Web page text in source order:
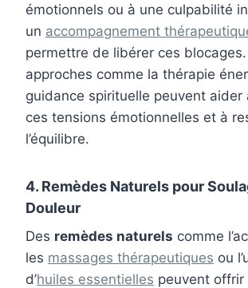
émotionnels ou à une culpabilité
un accompagnement
permettre de libérer ces
approches comme la thérapie
guidance spirituelle peuvent aider
ces tensions émotionnelles et à
l’équilibre.
4. Remèdes Naturels pour
Douleur
Des remèdes naturels comme
les massages thérapeutiques ou
d’huiles essentielles peuvent offrir